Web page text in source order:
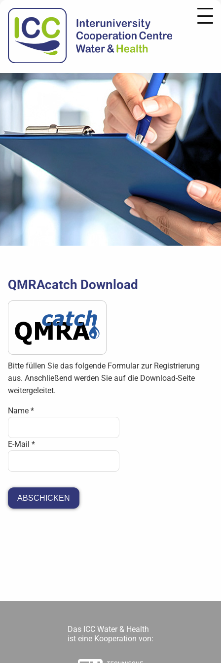
QMRAcatch Download
Bitte füllen Sie das folgende Formular zur Registrierung
aus. Anschließend werden Sie auf die Download-Seite
weitergeleitet.
Name *
E-Mail *
ABSCHICKEN
Das ICC Water & Health
ist eine Kooperation von: